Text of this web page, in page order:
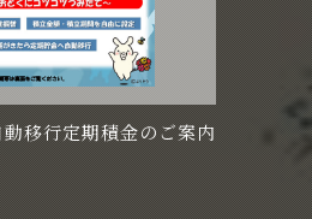
移行定期積金のご案内